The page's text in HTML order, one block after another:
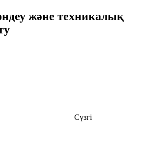
және техникалық
Сүзгі